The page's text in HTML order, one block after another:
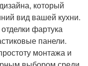
который
вид вашей кухни.
фартука
панели.
монтажа и